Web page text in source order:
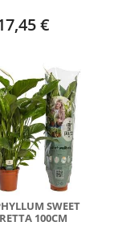
€
SWEET
100CM